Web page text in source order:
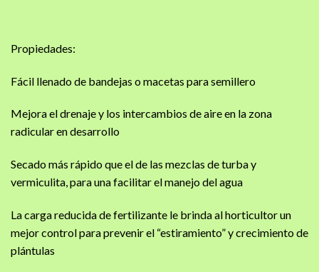
Propiedades:
Fácil llenado de bandejas o macetas para semillero
Mejora el drenaje y los intercambios de aire en la zona
radicular en desarrollo
Secado más rápido que el de las mezclas de turba y
vermiculita, para una facilitar el manejo del agua
La carga reducida de fertilizante le brinda al horticultor un
mejor control para prevenir el “estiramiento” y crecimiento de
plántulas